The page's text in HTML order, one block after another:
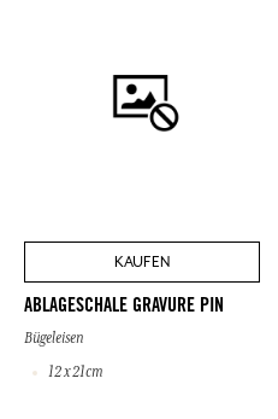
KAUFEN
ABLAGESCHALE GRAVURE PIN
Bügeleisen
12 x 21cm